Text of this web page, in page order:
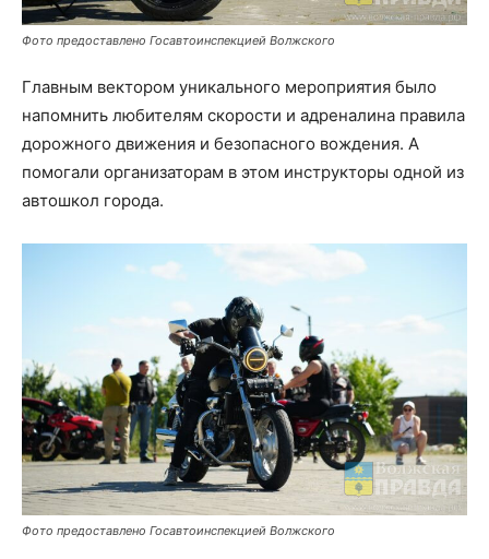
Фото предоставлено Госавтоинспекцией Волжского
Главным вектором уникального мероприятия было
напомнить любителям скорости и адреналина правила
дорожного движения и безопасного вождения. А
помогали организаторам в этом инструкторы одной из
автошкол города.
Фото предоставлено Госавтоинспекцией Волжского